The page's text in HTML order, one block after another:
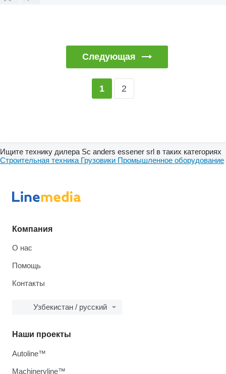
Следующая
1 2
Ищите технику дилера Sc anders essener srl в таких категориях
Строительная техника Грузовики Промышленное оборудование
Компания
О нас
Помощь
Контакты
Узбекистан / русский
Наши проекты
Autoline™
Machineryline™